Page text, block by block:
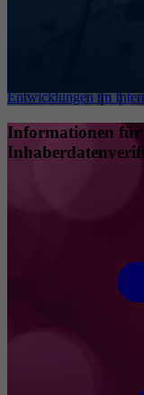
Entwicklungen im
Informationen für